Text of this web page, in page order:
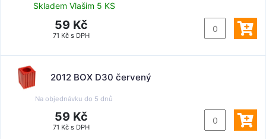
Skladem Vlašim 5 KS
59 Kč
71 Kč s DPH
2012 BOX D30 červený
Na objednávku do 5 dnů
59 Kč
71 Kč s DPH